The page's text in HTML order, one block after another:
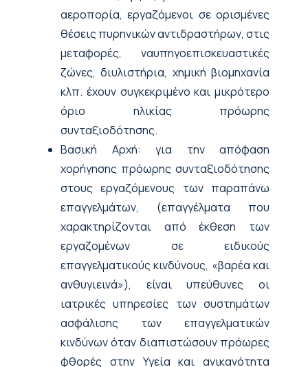
αεροπορία, εργαζόμενοι σε ορισμένες
θέσεις πυρηνικών αντιδραστήρων, στις
μεταφορές, ναυπηγοεπισκευαστικές
ζώνες, διυλιστήρια, χημική βιομηχανία
κλπ. έχουν συγκεκριμένο και μικρότερο
όριο ηλικίας πρόωρης
συνταξιοδότησης.
Βασική Αρχή: για την απόφαση
χορήγησης πρόωρης συνταξιοδότησης
στους εργαζόμενους των παραπάνω
επαγγελμάτων, (επαγγέλματα που
χαρακτηρίζονται από έκθεση των
εργαζομένων σε ειδικούς
επαγγελματικούς κινδύνους, «βαρέα και
ανθυγιεινά»), είναι υπεύθυνες οι
ιατρικές υπηρεσίες των συστημάτων
ασφάλισης των επαγγελματικών
κινδύνων όταν διαπιστώσουν πρόωρες
φθορές στην Υγεία και ανικανότητα